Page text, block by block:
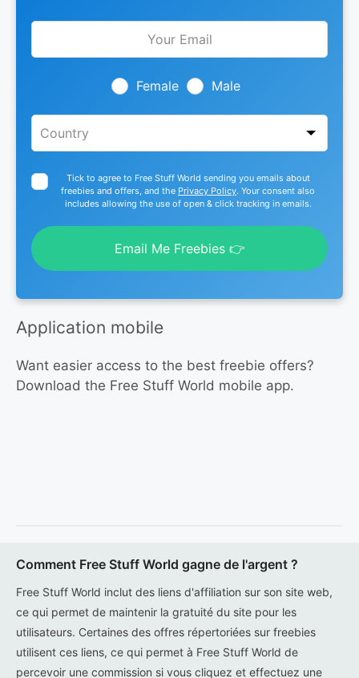
Leave
Female Male
Tick to agree to Free Stuff World sending you emails about
freebies and offers, and the Privacy Policy. Your consent also
includes allowing the use of open & click tracking in emails.
Email Me Freebies 👉
Application mobile
Want easier access to the best freebie offers?
Download the Free Stuff World mobile app.
Comment Free Stuff World gagne de l'argent ?
Free Stuff World inclut des liens d'affiliation sur son site web,
ce qui permet de maintenir la gratuité du site pour les
utilisateurs. Certaines des offres répertoriées sur freebies
utilisent ces liens, ce qui permet à Free Stuff World de
percevoir une commission si vous cliquez et effectuez une